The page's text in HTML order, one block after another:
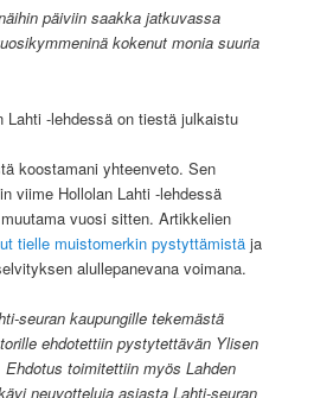
päiviin saakka jatkuvassa
kokenut monia suuria
Lahti -lehdessä on tiestä julkaistu
koostamani yhteenveto. Sen
viime Hollolan Lahti -lehdessä
vuosi sitten. Artikkelien
tielle muistomerkin pystyttämistä ja
alullepanevana voimana.
seuran kaupungille tekemästä
ehdotettiin pystytettävän Ylisen
toimitettiin myös Lahden
neuvotteluja asiasta Lahti-seuran